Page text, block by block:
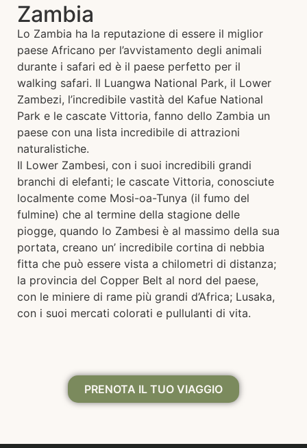
Zambia
Lo Zambia ha la reputazione di essere il miglior
paese Africano per l’avvistamento degli animali
durante i safari ed è il paese perfetto per il
walking safari. Il Luangwa National Park, il Lower
Zambezi, l’incredibile vastità del Kafue National
Park e le cascate Vittoria, fanno dello Zambia un
paese con una lista incredibile di attrazioni
naturalistiche.
Il Lower Zambesi, con i suoi incredibili grandi
branchi di elefanti; le cascate Vittoria, conosciute
localmente come Mosi-oa-Tunya (il fumo del
fulmine) che al termine della stagione delle
piogge, quando lo Zambesi è al massimo della sua
portata, creano un’ incredibile cortina di nebbia
fitta che può essere vista a chilometri di distanza;
la provincia del Copper Belt al nord del paese,
con le miniere di rame più grandi d’Africa; Lusaka,
con i suoi mercati colorati e pullulanti di vita.
PRENOTA IL TUO VIAGGIO